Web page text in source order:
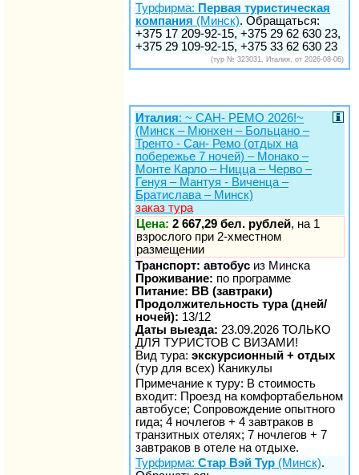
Турфирма: Первая туристическая
компания (Минск). Обращаться:
+375 17 209-92-15, +375 29 62 630 23,
+375 29 109-92-15, +375 33 62 630 23
(тур № 323031, Италия, от 2026-08-06)
Италия: ~ САН- РЕМО 2026!~
(Минск – Мюнхен – Больцано –
Тренто - Сан- Ремо (отдых на
побережье 7 ночей) – Монако –
Монте Карло – Ницца – Черво –
Генуя – Мантуя - Виченца –
Братислава – Минск)
заказ тура
Цена: 2 667,29 бел. рублей, на 1
взрослого при 2-хместном
размещении
Транспорт: автобус из Минска
Проживание: по программе
Питание: BB (завтраки)
Продолжительность тура (дней/
ночей): 13/12
Даты выезда: 23.09.2026 ТОЛЬКО
ДЛЯ ТУРИСТОВ С ВИЗАМИ!
Вид тура: экскурсионный + отдых
(тур для всех) Каникулы
Примечание к туру: В стоимость
входит: Проезд на комфортабельном
автобусе; Сопровождение опытного
гида; 4 ночлегов + 4 завтраков в
транзитных отелях; 7 ночлегов + 7
завтраков в отеле на отдыхе.
Турфирма: Стар Вэй Тур (Минск).